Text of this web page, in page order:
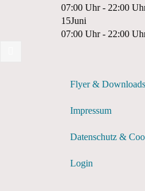
07:00 Uhr - 22:00
15Juni
07:00 Uhr - 22:00
Flyer & Downloads
Impressum
Datenschutz &
Login